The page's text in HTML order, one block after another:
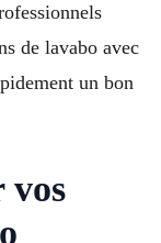
de lavabo avec
un bon
vos